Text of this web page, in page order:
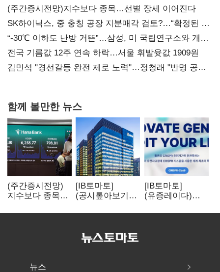
(주간증시전망)지수보다 종목…선별 장세 이어진다
SK하이닉스, 중 충칭 공장 지분매각 검토?…“확정된 바
없어”
“-30℃ 이하도 난방 거뜬”…삼성, 미 국립연구소와 개발
협력
전국 기름값 12주 연속 하락…서울 휘발윳값 1909원
김민석 "경선갈등 완전 제로 노력"…정청래 "반명 공세
함께 볼만한 뉴스
(주간증시전망)
지수보다 종목…
이어진다
[IB토마토]
(공시톺아보기)
바로 매출로
[IB토마토]
(유증레이다)
3분의 1 토막…
뉴스